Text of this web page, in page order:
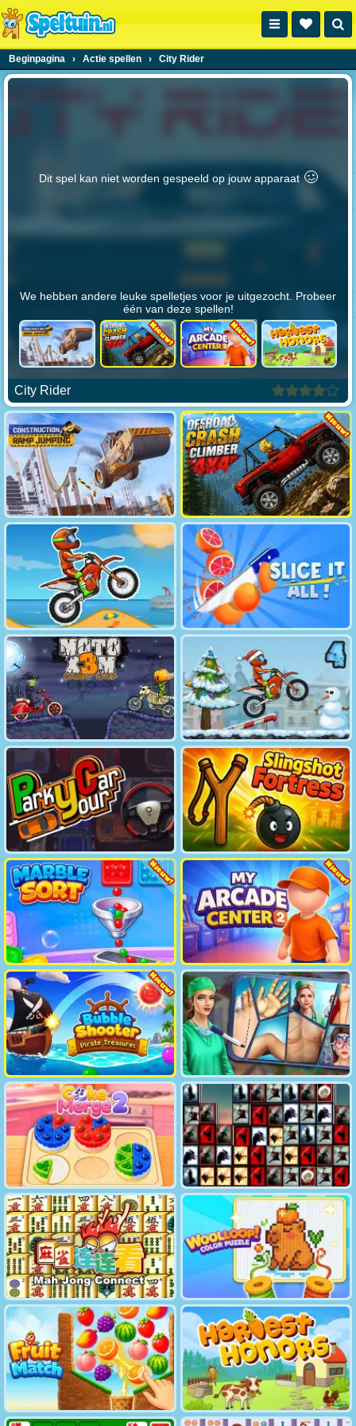
Beginpagina › Actie spellen › City Rider
Dit spel kan niet worden gespeeld op jouw apparaat 🥴️
We hebben andere leuke spelletjes voor je uitgezocht. Probeer
één van deze spellen!
City Rider